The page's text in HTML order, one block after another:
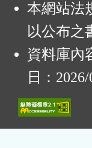
本網站法
以公布之
資料庫內
日：